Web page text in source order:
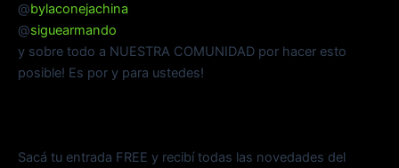
@bylaconejachina
@siguearmando
y sobre todo a NUESTRA COMUNIDAD por hacer esto
posible! Es por y para ustedes!
Sacá tu entrada FREE y recibí todas las novedades del